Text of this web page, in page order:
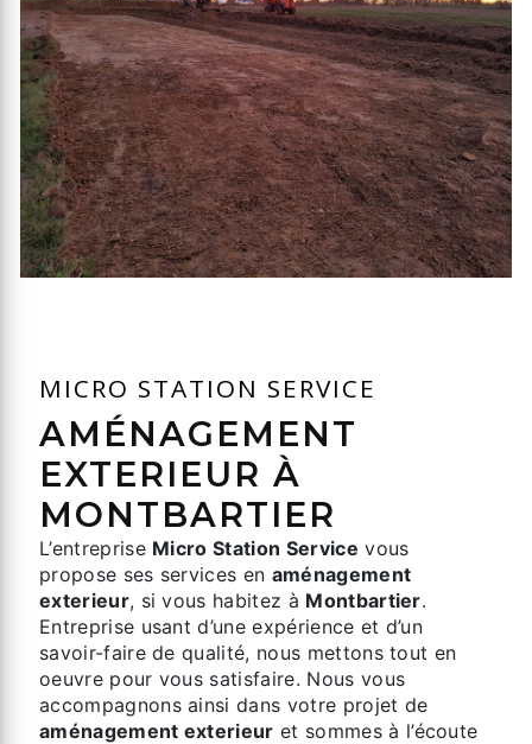
MICRO STATION SERVICE
AMÉNAGEMENT
EXTERIEUR À
MONTBARTIER
L’entreprise Micro Station Service vous
propose ses services en aménagement
exterieur, si vous habitez à Montbartier.
Entreprise usant d’une expérience et d’un
savoir-faire de qualité, nous mettons tout en
oeuvre pour vous satisfaire. Nous vous
accompagnons ainsi dans votre projet de
aménagement exterieur et sommes à l’écoute